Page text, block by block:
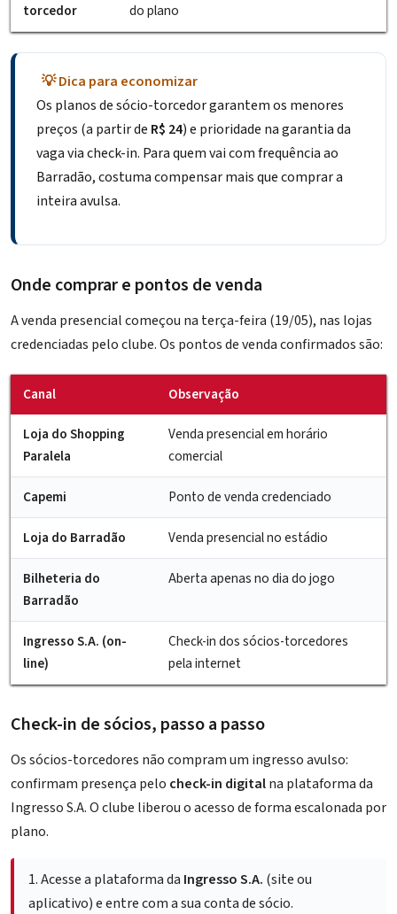
torcedor
do plano
💡 Dica para economizar
Os planos de sócio-torcedor garantem os menores
preços (a partir de R$ 24) e prioridade na garantia da
vaga via check-in. Para quem vai com frequência ao
Barradão, costuma compensar mais que comprar a
inteira avulsa.
Onde comprar e pontos de venda
A venda presencial começou na terça-feira (19/05), nas lojas
credenciadas pelo clube. Os pontos de venda confirmados são:
Canal Observação
Loja do Shopping
Paralela
Venda presencial em horário
comercial
Capemi Ponto de venda credenciado
Loja do Barradão Venda presencial no estádio
Bilheteria do
Barradão
Aberta apenas no dia do jogo
Ingresso S.A. (on-
line)
Check-in dos sócios-torcedores
pela internet
Check-in de sócios, passo a passo
Os sócios-torcedores não compram um ingresso avulso:
confirmam presença pelo check-in digitalna plataforma da
Ingresso S.A. O clube liberou o acesso de forma escalonada por
plano.
1.Acesse a plataforma da Ingresso S.A. (site ou
aplicativo) e entre com a sua conta de sócio.